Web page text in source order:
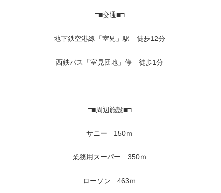
□■交通■□
地下鉄空港線「室見」駅 徒歩12分
西鉄バス「室見団地」停 徒歩1分
□■周辺施設■□
サニー 150ｍ
業務用スーパー 350ｍ
ローソン 463ｍ